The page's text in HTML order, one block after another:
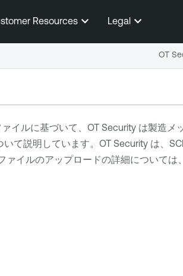
Resources Legal
イルに基づいて、 OT Securityは製造メ
て説明しています。 OT Securityは、
イルのアップロードの詳細については、
OT